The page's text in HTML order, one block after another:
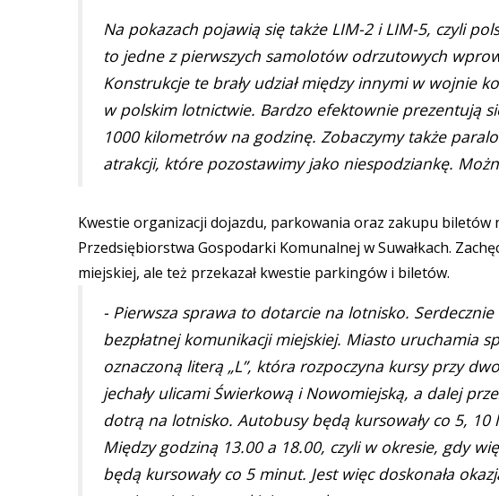
Na pokazach pojawią się także LIM-2 i LIM-5, czyli
to jedne z pierwszych samolotów odrzutowych
Konstrukcje te brały udział między innymi w wojnie
w polskim lotnictwie. Bardzo efektownie prezentują
1000 kilometrów na godzinę. Zobaczymy także
atrakcji, które pozostawimy jako niespodziankę.
Kwestie organizacji dojazdu, parkowania oraz zakupu biletów
Przedsiębiorstwa Gospodarki Komunalnej w Suwałkach.
miejskiej, ale też przekazał kwestie parkingów i biletów.
- Pierwsza sprawa to dotarcie na lotnisko.
bezpłatnej komunikacji miejskiej. Miasto uruchamia
oznaczoną literą „L”, która rozpoczyna kursy przy
jechały ulicami Świerkową i Nowomiejską, a dalej
dotrą na lotnisko. Autobusy będą kursowały co 5,
Między godziną 13.00 a 18.00, czyli w okresie, gdy
będą kursowały co 5 minut. Jest więc doskonała